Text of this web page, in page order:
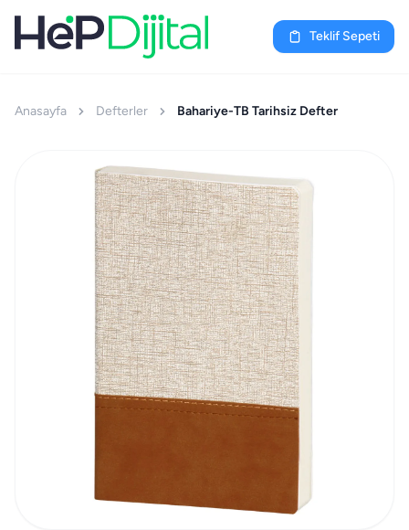
Teklif Sepeti
Anasayfa Defterler Bahariye-TB Tarihsiz Defter